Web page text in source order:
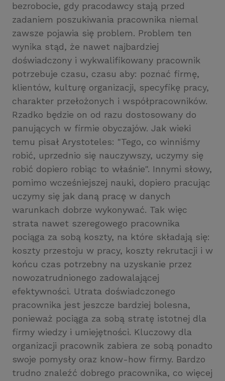
bezrobocie, gdy pracodawcy stają przed
zadaniem poszukiwania pracownika niemal
zawsze pojawia się problem. Problem ten
wynika stąd, że nawet najbardziej
doświadczony i wykwalifikowany pracownik
potrzebuje czasu, czasu aby: poznać firmę,
klientów, kulturę organizacji, specyfikę pracy,
charakter przełożonych i współpracowników.
Rzadko będzie on od razu dostosowany do
panujących w firmie obyczajów. Jak wieki
temu pisał Arystoteles: "Tego, co winniśmy
robić, uprzednio się nauczywszy, uczymy się
robić dopiero robiąc to właśnie". Innymi słowy,
pomimo wcześniejszej nauki, dopiero pracując
uczymy się jak daną pracę w danych
warunkach dobrze wykonywać. Tak więc
strata nawet szeregowego pracownika
pociąga za sobą koszty, na które składają się:
koszty przestoju w pracy, koszty rekrutacji i w
końcu czas potrzebny na uzyskanie przez
nowozatrudnionego zadowalającej
efektywności. Utrata doświadczonego
pracownika jest jeszcze bardziej bolesna,
ponieważ pociąga za sobą stratę istotnej dla
firmy wiedzy i umiejętności. Kluczowy dla
organizacji pracownik zabiera ze sobą ponadto
swoje pomysły oraz know-how firmy. Bardzo
trudno znaleźć dobrego pracownika, co więcej